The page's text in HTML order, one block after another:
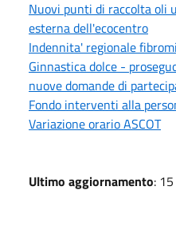
Nuovi punti di raccolta oli
esterna dell'ecocentro
Indennita' regionale
Ginnastica dolce -
nuove domande di
Fondo interventi alla
Variazione orario ASCOT
Ultimo aggiornamento: